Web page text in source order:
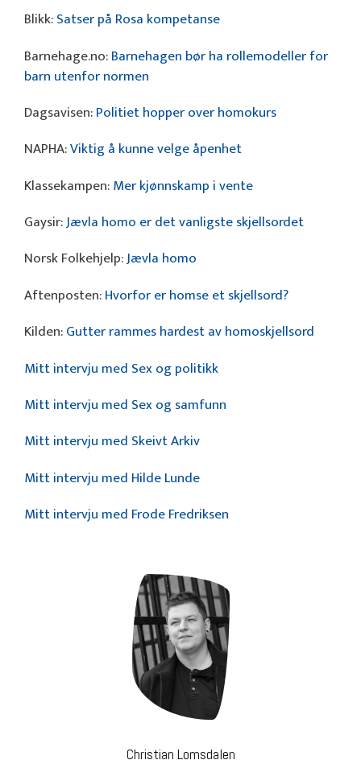
Blikk:Satser på Rosa kompetanse
Barnehage.no:Barnehagen bør ha rollemodeller for
barn utenfor normen
Dagsavisen:Politiet hopper over homokurs
NAPHA:Viktig å kunne velge åpenhet
Klassekampen:Mer kjønnskamp i vente
Gaysir:Jævla homo er det vanligste skjellsordet
Norsk Folkehjelp:Jævla homo
Aftenposten:Hvorfor er homse et skjellsord?
Kilden:Gutter rammes hardest av homoskjellsord
Mitt intervju med Sex og politikk
Mitt intervju med Sex og samfunn
Mitt intervju med Skeivt Arkiv
Mitt intervju med Hilde Lunde
Mitt intervju med Frode Fredriksen
Christian Lomsdalen